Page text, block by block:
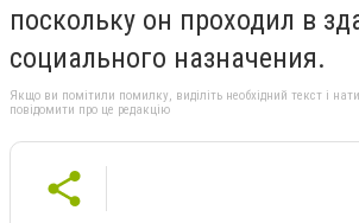
поскольку он проходил в
социального назначения.
Якщо ви помітили помилку, виділіть необхідний текст і
повідомити про це редакцію